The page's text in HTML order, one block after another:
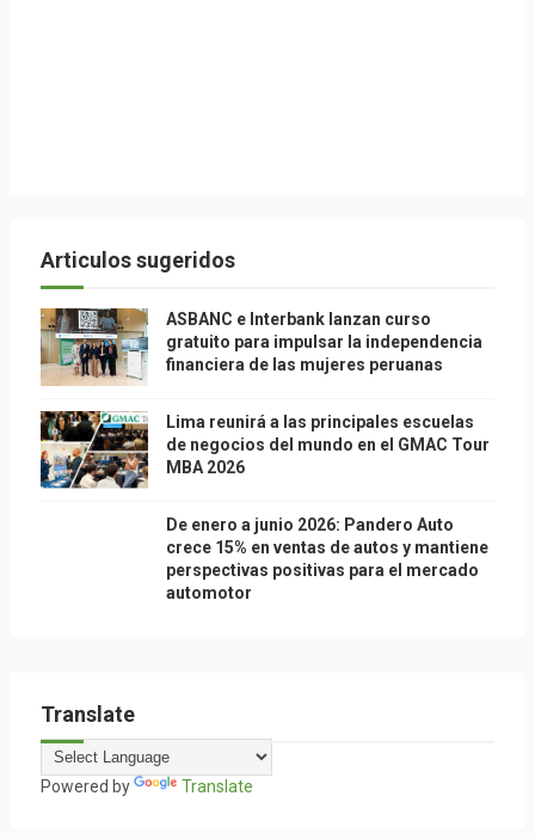
Articulos sugeridos
ASBANC e Interbank lanzan curso
gratuito para impulsar la independencia
financiera de las mujeres peruanas
Lima reunirá a las principales escuelas
de negocios del mundo en el GMAC Tour
MBA 2026
De enero a junio 2026: Pandero Auto
crece 15% en ventas de autos y mantiene
perspectivas positivas para el mercado
automotor
Translate
Powered by Translate